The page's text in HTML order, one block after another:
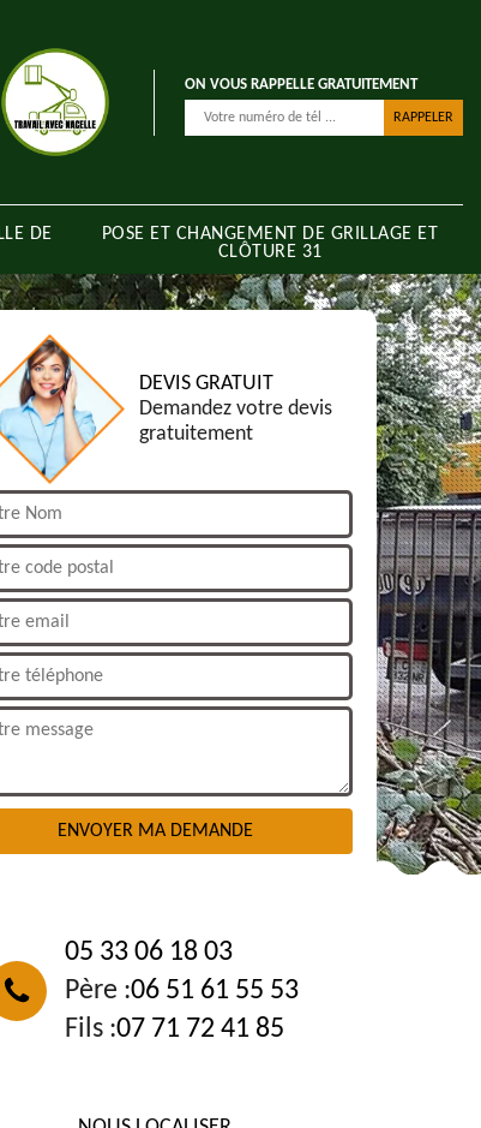
ON VOUS RAPPELLE GRATUITEMENT
DE
POSE ET CHANGEMENT DE GRILLAGE ET
CLÔTURE 31
DEVIS GRATUIT
Demandez votre devis
gratuitement
05 33 06 18 03
Père :06 51 61 55 53
Fils :07 71 72 41 85